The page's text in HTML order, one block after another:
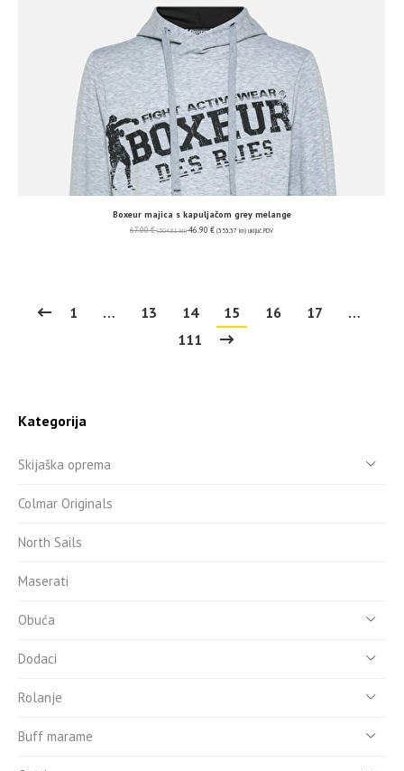
Boxeur majica s kapuljačom grey melange
67.00€ (504.81 kn) 46.90 € (353.37 kn) uključ. PDV
1 … 13 14 15 16 17
…
111
Kategorija
Skijaška oprema
Colmar Originals
North Sails
Maserati
Obuća
Dodaci
Rolanje
Buff marame